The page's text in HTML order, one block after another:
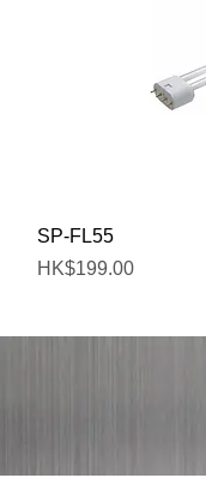
SP-FL55
價格
HK$199.00